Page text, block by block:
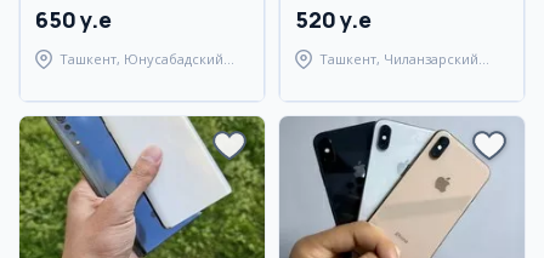
650 y.e
Ташкент, Юнусабадский
520 y.e
Ташкент, Чиланзарский